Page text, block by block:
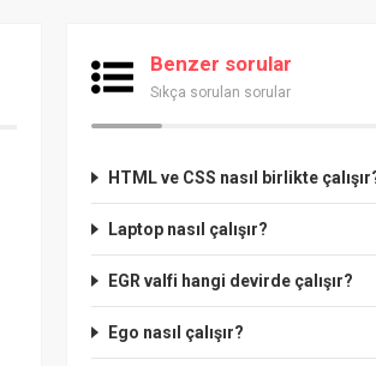
Benzer sorular
Sıkça sorulan sorular
HTML ve CSS nasıl birlikte
Laptop nasıl çalışır?
EGR valfi hangi devirde çalışır?
Ego nasıl çalışır?